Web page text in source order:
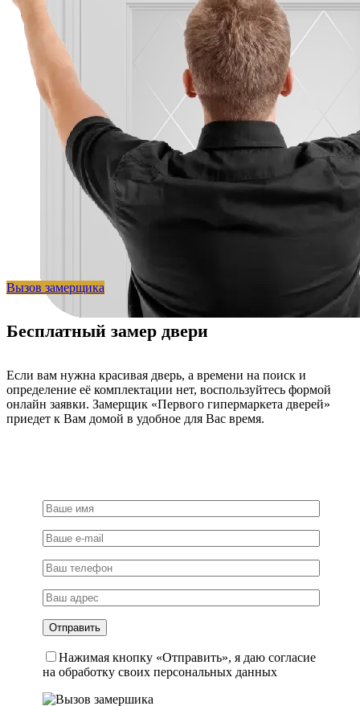
Вызов замерщика
Бесплатный замер двери
Если вам нужна красивая дверь, а времени на поиск и
определение её комплектации нет, воспользуйтесь формой
онлайн заявки. Замерщик «Первого гипермаркета дверей»
приедет к Вам домой в удобное для Вас время.
Нажимая кнопку «Отправить», я даю согласие
на обработку своих персональных данных